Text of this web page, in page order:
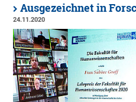
Ausgezeichnet in
24.11.2020